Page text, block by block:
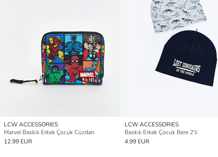
LCW ACCESSORIES
Marvel Baskılı Erkek Çocuk Cüzdan
12.99 EUR
LCW ACCESSORIES
Baskılı Erkek Çocuk Bere 2'li
4.99 EUR